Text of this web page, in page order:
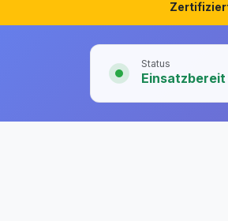
Status
Einsatzbereit